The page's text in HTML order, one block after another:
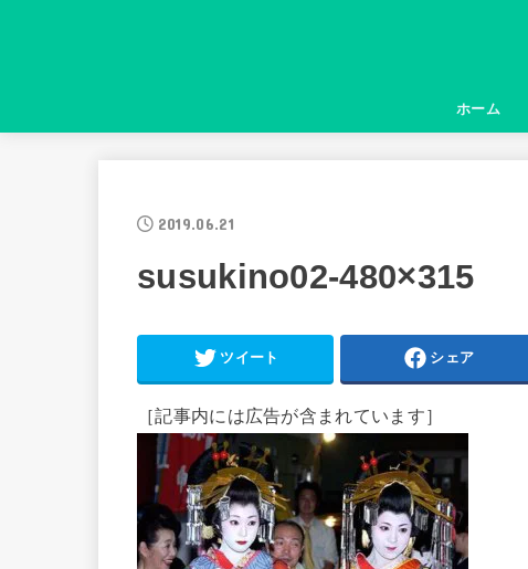
ホーム
2019.06.21
susukino02-480×315
ツイート シェア
［記事内には広告が含まれています］